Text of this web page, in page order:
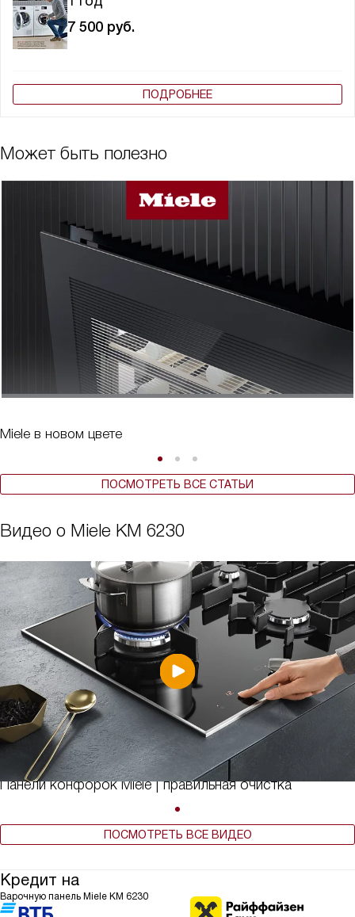
7 500 руб.
ПОДРОБНЕЕ
Может быть полезно
Miele в новом цвете
ПОСМОТРЕТЬ ВСЕ СТАТЬИ
Видео о Miele KM 6230
Панели конфорок Miele | правильная очистка
ПОСМОТРЕТЬ ВСЕ ВИДЕО
Кредит на
Варочную панель Miele KM 6230